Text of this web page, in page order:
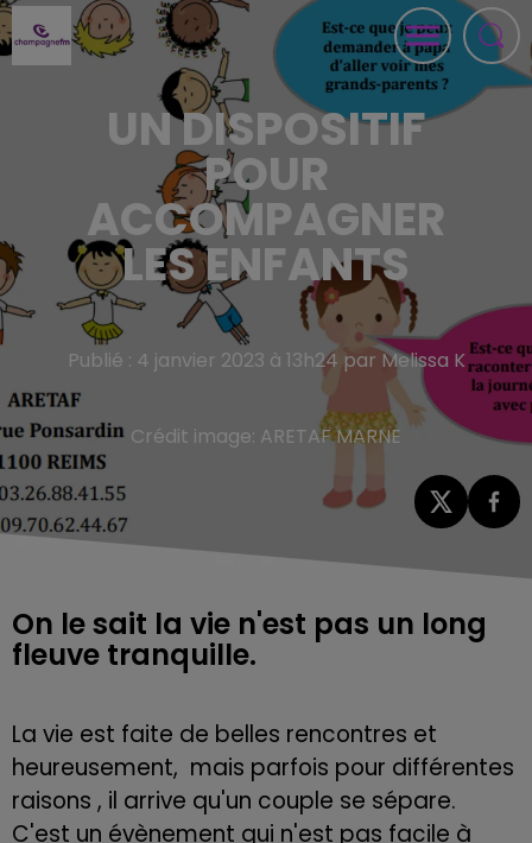
UN DISPOSITIF
POUR
ACCOMPAGNER
LES ENFANTS
Publié : 4 janvier 2023 à 13h24 par Melissa K
Crédit image: ARETAF MARNE
On le sait la vie n'est pas un long
fleuve tranquille.
La vie est faite de belles rencontres et
heureusement, mais parfois pour différentes
raisons , il arrive qu'un couple se sépare.
C'est un évènement qui n'est pas facile à